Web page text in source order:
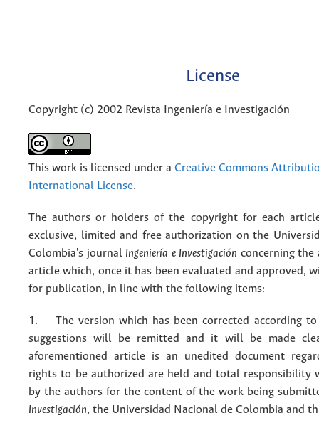
License
Copyright (c) 2002 Revista Ingeniería e Investigación
This work is licensed under a Creative Commons
International License.
The authors or holders of the copyright for each
exclusive, limited and free authorization on the
Colombia's journal Ingeniería e Investigación concerning the
article which, once it has been evaluated and approved,
for publication, in line with the following items:
1. The version which has been corrected according
suggestions will be remitted and it will be made
aforementioned article is an unedited document
rights to be authorized are held and total responsibility
by the authors for the content of the work being
Investigación, the Universidad Nacional de Colombia and